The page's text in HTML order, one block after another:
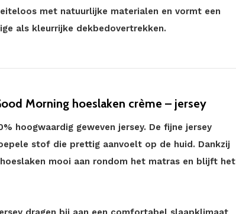
met natuurlijke materialen en vormt een
als kleurrijke dekbedovertrekken.
Morning hoeslaken crème – jersey
hoogwaardig geweven jersey. De fijne jersey
stof die prettig aanvoelt op de huid. Dankzij
mooi aan rondom het matras en blijft het